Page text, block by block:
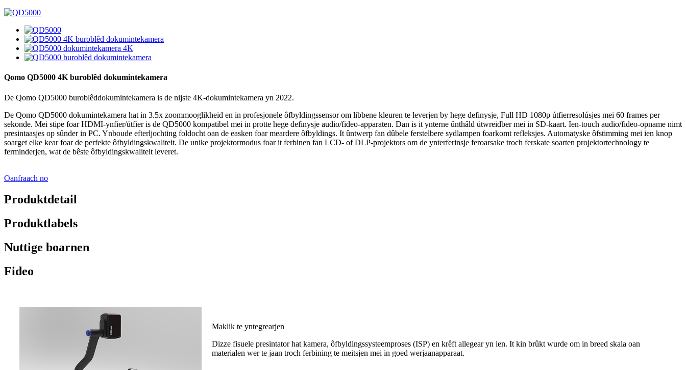
Qomo QD5000 4K buroblêd dokumintekamera
De Qomo QD5000 buroblêddokumintekamera is de nijste 4K-dokumintekamera yn 2022.
De Qomo QD5000 dokumintekamera hat in 3.5x zoommooglikheid en in profesjonele ôfbyldingssensor om libbene kleuren te leverjen by hege definysje, Full HD 1080p útfierresolúsjes mei 60 frames per
sekonde. Mei stipe foar HDMI-ynfier/útfier is de QD5000 kompatibel mei in protte hege definysje audio/fideo-apparaten. Dan is it ynterne ûnthâld útwreidber mei in SD-kaart. Ien-touch audio/fideo-opname nimt
presintaasjes op sûnder in PC. Ynboude efterljochting foldocht oan de easken foar meardere ôfbyldings. It ûntwerp fan dûbele ferstelbere sydlampen foarkomt refleksjes. Automatyske ôfstimming mei ien knop
soarget elke kear foar de perfekte ôfbyldingskwaliteit. De unike projektormodus foar it ferbinen fan LCD- of DLP-projektors om de ynterferinsje feroarsake troch ferskate soarten projektortechnology te
ferminderjen, wat de bêste ôfbyldingskwaliteit leveret.
Oanfraach no
Produktdetail
Produktlabels
Nuttige boarnen
Fideo
Maklik te yntegrearjen
Dizze fisuele presintator hat kamera, ôfbyldingssysteemproses (ISP) en krêft allegear yn ien. It kin brûkt wurde om in breed skala oan
materialen wer te jaan troch ferbining te meitsjen mei in goed werjaanapparaat.